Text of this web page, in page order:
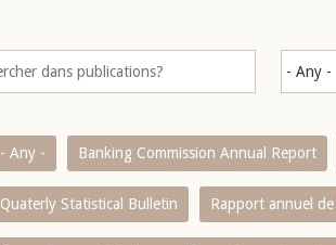
- Any - Banking Commission Annual Report
Quaterly Statistical Bulletin Rapport annuel